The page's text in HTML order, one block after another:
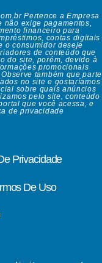
Pertence a Empresa
não exige pagamentos,
financeiro para
contas digitais
o consumidor deseje
de conteúdo que
do site, porém, devido à
promocionais
também que parte
no site e gostaríamos
sobre quais anúncios
pelo site, conteúdo
que você acessa, e
de privacidade
Privacidade
De Uso